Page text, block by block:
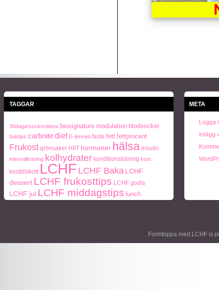
TAGGAR
30dagarsockerdetox biosignature modulation blodsocker
boktips carbnitediet E-ämnen fasta fett fettprocent
Frukost grönsaker HIIT hormoner hälsa insulin
intervallträning kolhydrater konditionsträning kost
kosttillskott LCHF LCHF Baka LCHF
dessert LCHF frukosttips LCHF godis
LCHF jul LCHF middagstips lunch
paleo
META
Logga
Inlägg
Formtoppa med LCHF is